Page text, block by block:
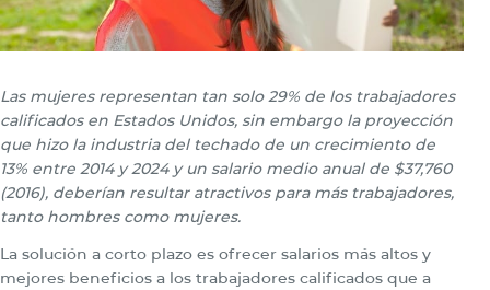
Las mujeres representan tan solo 29% de los trabajadores
calificados en Estados Unidos, sin embargo la proyección
que hizo la industria del techado de un crecimiento de
13% entre 2014 y 2024 y un salario medio anual de $37,760
(2016), deberían resultar atractivos para más trabajadores,
tanto hombres como mujeres.
La solución a corto plazo es ofrecer salarios más altos y
mejores beneficios a los trabajadores calificados que a